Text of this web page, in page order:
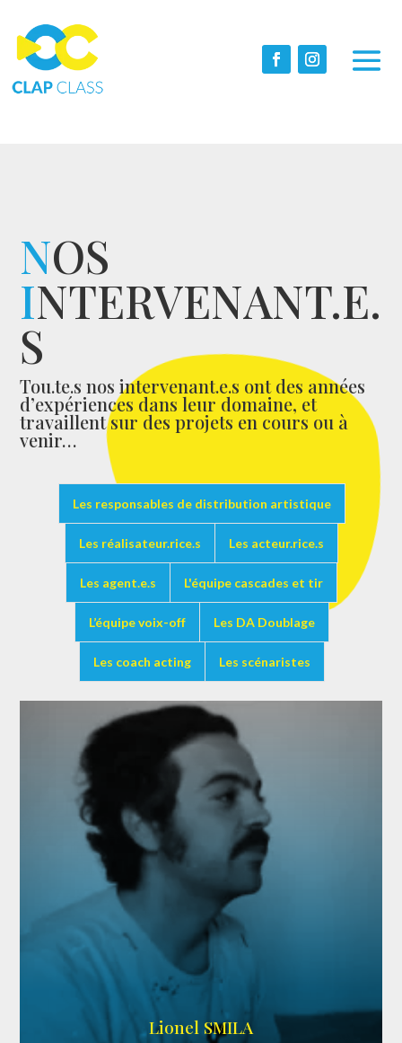
NOS
INTERVENANT.E.
S
Tou.te.s nos intervenant.e.s ont des années
d’expériences dans leur domaine, et
travaillent sur des projets en cours ou à
venir…
Les responsables de distribution artistique
Les réalisateur.rice.s Les acteur.rice.s
Les agent.e.s L'équipe cascades et tir
L’équipe voix-off Les DA Doublage
Les coach acting Les scénaristes
Lionel SMILA